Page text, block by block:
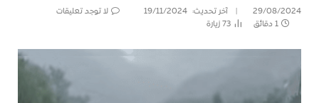
29/08/2024 آخر تحديث: 19/11/2024
لا توجد تعليقات
1 دقائق
73زيارة